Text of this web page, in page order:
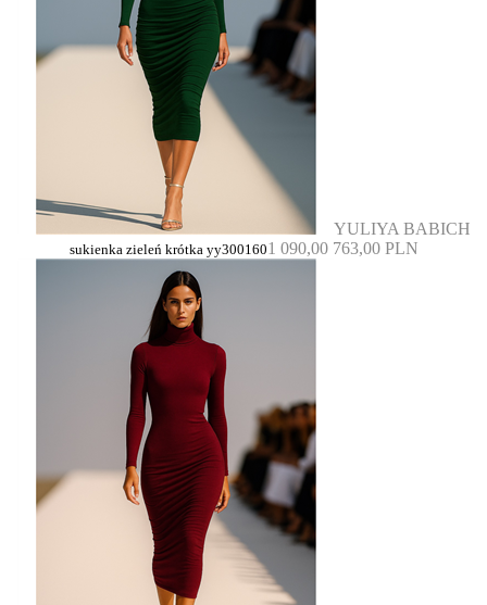
YULIYA BABICH
sukienka zieleń krótka yy3001601 090,00 763,00 PLN